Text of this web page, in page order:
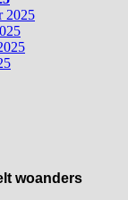
woanders